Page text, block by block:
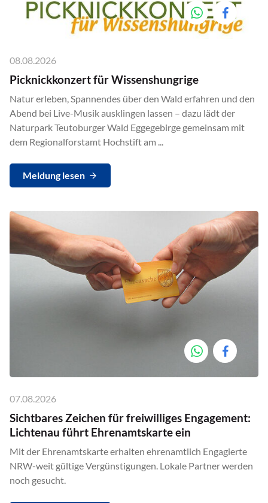
08.08.2026
Picknickkonzert für Wissenshungrige
Natur erleben, Spannendes über den Wald erfahren und den
Abend bei Live-Musik ausklingen lassen – dazu lädt der
Naturpark Teutoburger Wald Eggegebirge gemeinsam mit
dem Regionalforstamt Hochstift am ...
Meldung lesen
07.08.2026
Sichtbares Zeichen für freiwilliges Engagement:
Lichtenau führt Ehrenamtskarte ein
Mit der Ehrenamtskarte erhalten ehrenamtlich Engagierte
NRW-weit gültige Vergünstigungen. Lokale Partner werden
noch gesucht.